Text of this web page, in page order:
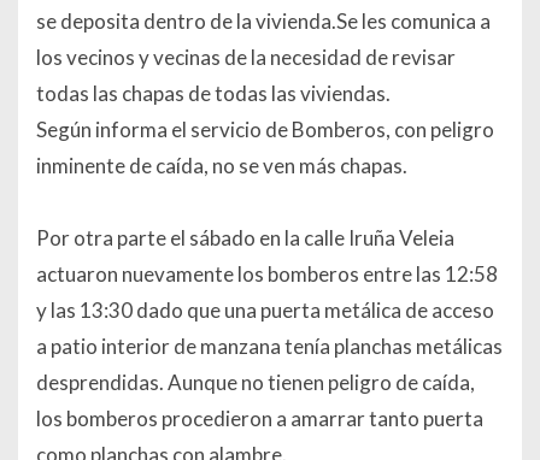
se deposita dentro de la vivienda.Se les comunica a
los vecinos y vecinas de la necesidad de revisar
todas las chapas de todas las viviendas.
Según informa el servicio de Bomberos, con peligro
inminente de caída, no se ven más chapas.
Por otra parte el sábado en la calle Iruña Veleia
actuaron nuevamente los bomberos entre las 12:58
y las 13:30 dado que una puerta metálica de acceso
a patio interior de manzana tenía planchas metálicas
desprendidas. Aunque no tienen peligro de caída,
los bomberos procedieron a amarrar tanto puerta
como planchas con alambre.